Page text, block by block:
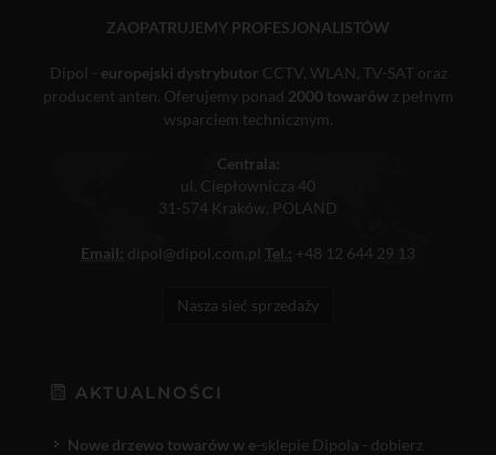
ZAOPATRUJEMY PROFESJONALISTÓW
Dipol - europejski dystrybutor CCTV, WLAN, TV-SAT oraz
producent anten. Oferujemy ponad 2000 towarówz pełnym
wsparciem technicznym.
Centrala:
ul. Ciepłownicza 40
31-574 Kraków, POLAND
Email: dipol@dipol.com.pl Tel.: +48 12 644 29 13
Nasza sieć sprzedaży
AKTUALNOŚCI
Nowe drzewo towarów w e-sklepie Dipola - dobierz